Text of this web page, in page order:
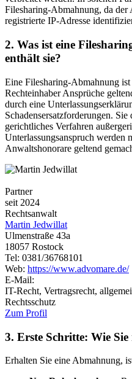
Filesharing-Abmahnung, da der
registrierte IP-Adresse
2. Was ist eine
enthält sie?
Eine Filesharing-Abmahnung
Rechteinhaber Ansprüche
durch eine
Schadensersatzforderungen.
gerichtliches Verfahren
Unterlassungsanspruch werden
Anwaltshonorare geltend
Partner
seit 2024
Rechtsanwalt
Martin Jedwillat
Ulmenstraße 43a
18057 Rostock
Tel: 0381/36768101
Web: https://www.advomare.de/
E-Mail:
IT-Recht, Vertragsrecht,
Rechtsschutz
Zum Profil
3. Erste Schritte: Wie
Erhalten Sie eine Abmahnung,